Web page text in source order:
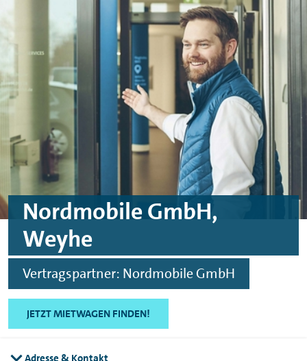
Skip to main content
Skip to footer
Nordmobile GmbH,
Weyhe
Vertragspartner: Nordmobile GmbH
JETZT MIETWAGEN FINDEN!
Adresse & Kontakt